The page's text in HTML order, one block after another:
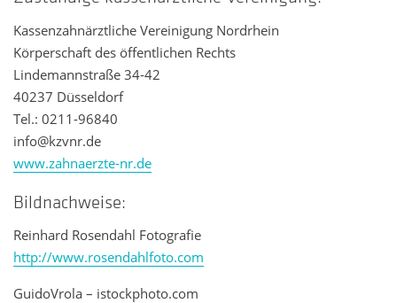
Kassenzahnärztliche Vereinigung Nordrhein
Körperschaft des öffentlichen Rechts
Lindemannstraße 34-42
40237 Düsseldorf
Tel.: 0211-96840
info@kzvnr.de
www.zahnaerzte-nr.de
Bildnachweise:
Reinhard Rosendahl Fotografie
http://www.rosendahlfoto.com
GuidoVrola – istockphoto.com